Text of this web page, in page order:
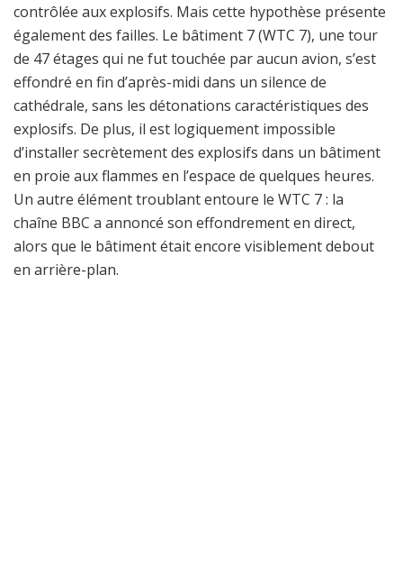
contrôlée aux explosifs. Mais cette hypothèse présente
également des failles. Le bâtiment 7 (WTC 7), une tour
de 47 étages qui ne fut touchée par aucun avion, s’est
effondré en fin d’après-midi dans un silence de
cathédrale, sans les détonations caractéristiques des
explosifs. De plus, il est logiquement impossible
d’installer secrètement des explosifs dans un bâtiment
en proie aux flammes en l’espace de quelques heures.
Un autre élément troublant entoure le WTC 7 : la
chaîne BBC a annoncé son effondrement en direct,
alors que le bâtiment était encore visiblement debout
en arrière-plan.